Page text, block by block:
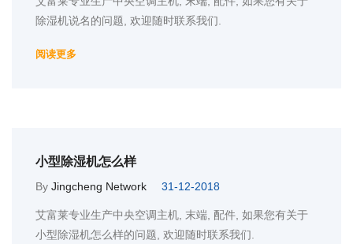
除湿机说名的问题, 欢迎随时联系我们.
阅读更多
小型除湿机怎么样
By Jingcheng Network 31-12-2018
艾富莱专业生产中央空调主机, 末端, 配件, 如果您有关于
小型除湿机怎么样的问题, 欢迎随时联系我们.